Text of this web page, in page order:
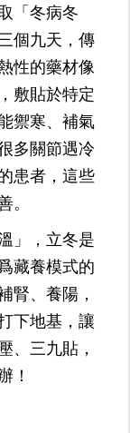
「冬病冬
個九天，傳
性的藥材像
敷貼於特定
禦寒、補氣
多關節遇冷
患者，這些
。
」，立冬是
藏養模式的
腎、養陽，
下地基，讓
、三九貼，
！